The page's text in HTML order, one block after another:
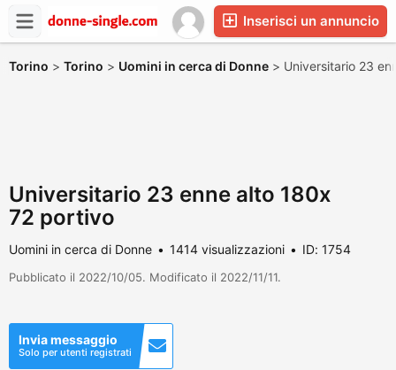
Inserisci un annuncio
Torino > Torino > Uomini in cerca di Donne > Universitario 23
Universitario 23 enne alto 180x
72 portivo
Uomini in cerca di Donne 1414 visualizzazioni ID: 1754
Pubblicato il 2022/10/05. Modificato il 2022/11/11.
Invia messaggio
Solo per utenti registrati